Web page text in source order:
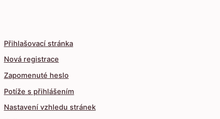
Přihlašovací stránka
Nová registrace
Zapomenuté heslo
Potíže s přihlášením
Nastavení vzhledu stránek